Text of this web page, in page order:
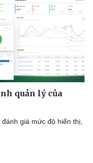
quản lý của
giá mức độ hiển thị,